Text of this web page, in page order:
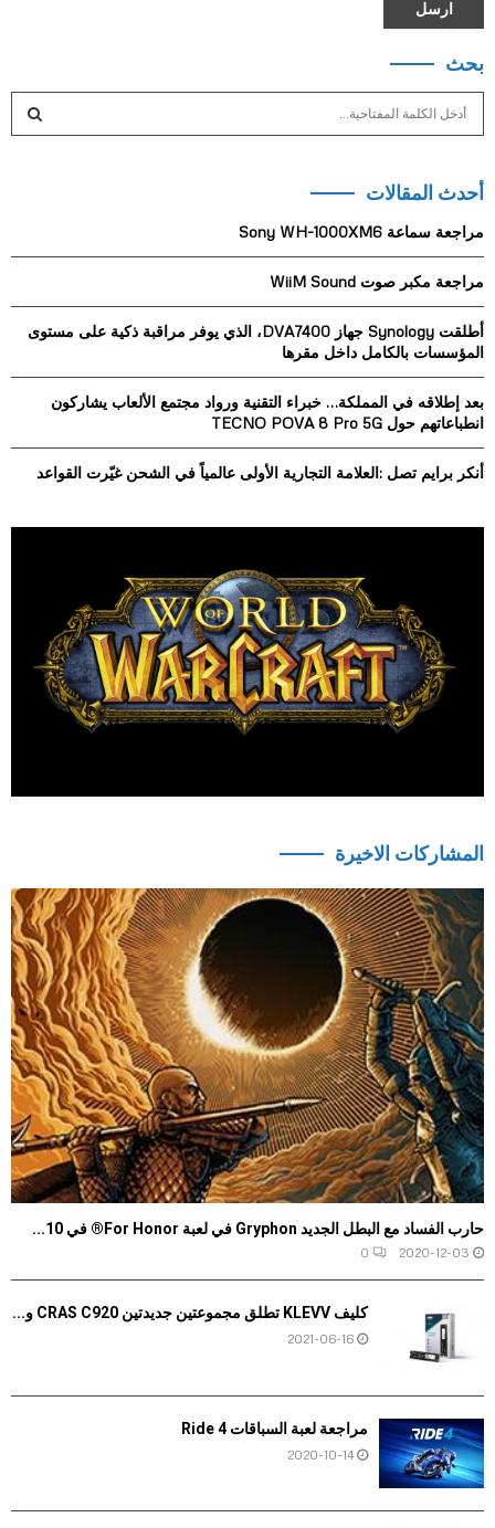
بحث
c
f
r
:
C
H
أحدث المقالات
مراجعة سماعة Sony WH-1000XM6
مراجعة مكبر صوت WiiM Sound
أطلقت Synology جهاز DVA7400، الذي يوفر مراقبة ذكية على مستوى
المؤسسات بالكامل داخل مقرها
بعد إطلاقه في المملكة… خبراء التقنية ورواد مجتمع الألعاب يشاركون
انطباعاتهم حول TECNO POVA 8 Pro 5G
أنكر برايم تصل :العلامة التجارية الأولى عالمياً في الشحن غيّرت القواعد
المشاركات الاخيرة
حارب الفساد مع البطل الجديد Gryphon في لعبة For Honor® في 10...
2020-12-03
0
كليف KLEVV تطلق مجموعتين جديدتين CRAS C920 و...
2021-06-16
مراجعة لعبة السباقات Ride 4
2020-10-14